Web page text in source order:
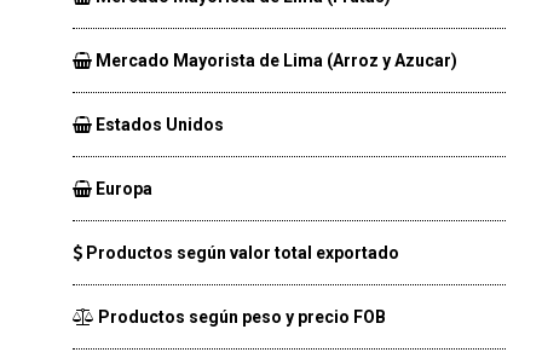
Mercado Mayorista de Lima (Arroz y Azucar)
Estados Unidos
Europa
Productos según valor total exportado
Productos según peso y precio FOB